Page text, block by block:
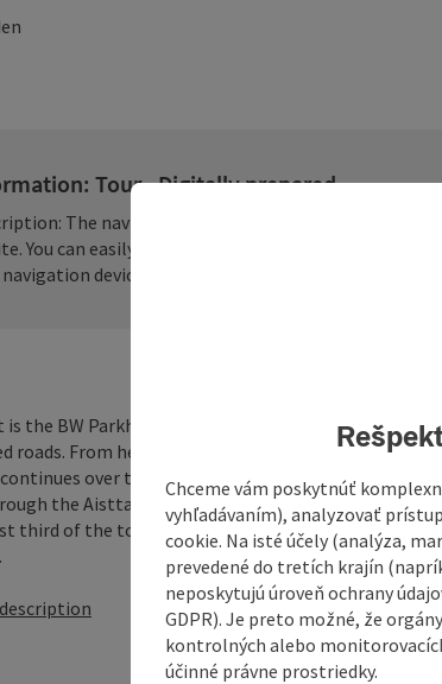
Tour - Digitally prepared
The navigation for this tour is only available
You can easily download the GPS file from this
device or smartphone.
the BW Parkhotel Hagenberg in the direction of
roads. From here, you follow the trail of the first
over two challenging climbs to St.
the Aisttal valley to the ruins of Reichenstein
third of the tour, there is a long climb to conquer.
Chceme vám poskytnúť
vyhľadávaním), analyzovať
cookie. Na isté účely (analýza,
prevedené do tretích krajín
neposkytujú úroveň ochrany
GDPR). Je preto možné, že
kontrolných alebo
účinné právne prostriedky.